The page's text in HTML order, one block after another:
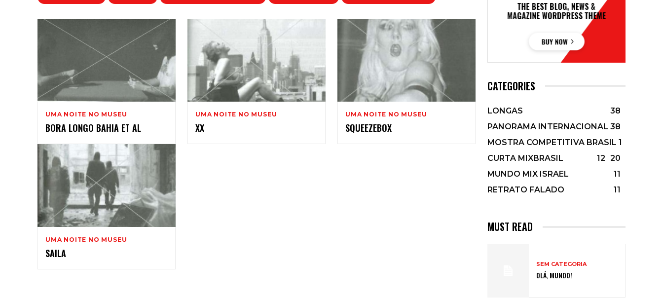
|
UMA NOITE NO MUSEU
BORA LONGO BAHIA ET AL
UMA NOITE NO MUSEU
XX
UMA NOITE NO MUSEU
SQUEEZEBOX
UMA NOITE NO MUSEU
SAILA
CATEGORIES
LONGAS
38
PANORAMA INTERNACIONAL 38
MOSTRA COMPETITIVA BRASIL 1
20
CURTA MIXBRASIL
12
MUNDO MIX ISRAEL
11
RETRATO FALADO
11
MUST READ
SEM CATEGORIA
OLÁ, MUNDO!